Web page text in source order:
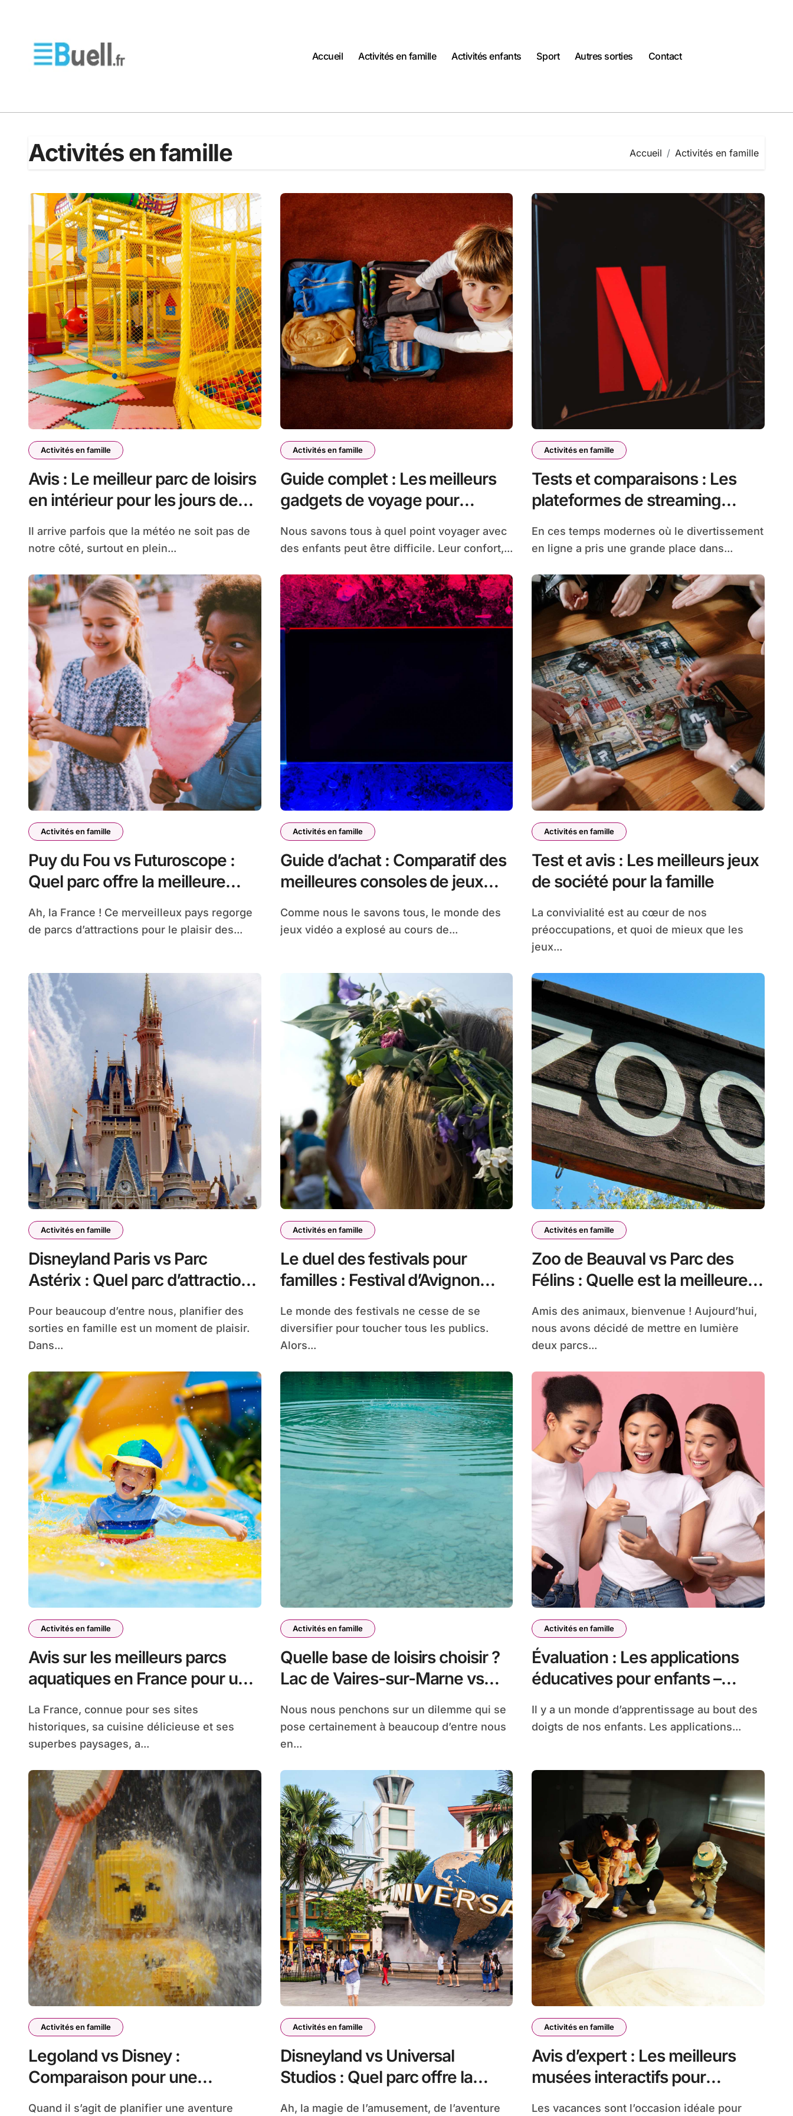
Accueil Activités en famille Activités enfants Sport Autres sorties Contact
Activités en famille Accueil Activités en famille
Activités en famille
Avis : Le meilleur parc de loisirs
en intérieur pour les jours de
pluie
Il arrive parfois que la météo ne soit pas de
notre côté, surtout en plein...
Activités en famille
Guide complet : Les meilleurs
gadgets de voyage pour
Nous savons tous à quel point voyager avec
des enfants peut être difficile. Leur confort,...
Activités en famille
Tests et comparaisons : Les
plateformes de streaming
familial – Netflix Kids vs
Disney+
En ces temps modernes où le divertissement
en ligne a pris une grande place dans...
Activités en famille
Puy du Fou vs Futuroscope :
Quel parc offre la meilleure
expérience historique pour les
familles ?
Ah, la France ! Ce merveilleux pays regorge
de parcs d’attractions pour le plaisir des...
Activités en famille
Guide d’achat : Comparatif des
meilleures consoles de jeux
pour jouer en famille
Comme nous le savons tous, le monde des
jeux vidéo a explosé au cours de...
Activités en famille
Test et avis : Les meilleurs jeux
de société pour la famille
La convivialité est au cœur de nos
préoccupations, et quoi de mieux que les
jeux...
Activités en famille
Disneyland Paris vs Parc
Astérix : Quel parc d’attractions
choisir pour une journée en
famille ?
Pour beaucoup d’entre nous, planifier des
sorties en famille est un moment de plaisir.
Dans...
Activités en famille
Le duel des festivals pour
familles : Festival d’Avignon
Kids vs Rock en Seine Kids
Le monde des festivals ne cesse de se
diversifier pour toucher tous les publics.
Alors...
Activités en famille
Zoo de Beauval vs Parc des
Félins : Quelle est la meilleure
sortie éducative pour les
enfants ?
Amis des animaux, bienvenue ! Aujourd’hui,
nous avons décidé de mettre en lumière
deux parcs...
Activités en famille
Avis sur les meilleurs parcs
aquatiques en France pour un
La France, connue pour ses sites
historiques, sa cuisine délicieuse et ses
superbes paysages, a...
Activités en famille
Quelle base de loisirs choisir ?
Lac de Vaires-sur-Marne vs
Base de loisirs de Cergy-
Pontoise
Nous nous penchons sur un dilemme qui se
pose certainement à beaucoup d’entre nous
en...
Activités en famille
Évaluation : Les applications
éducatives pour enfants –
ABCmouse vs ReadingIQ
Il y a un monde d’apprentissage au bout des
doigts de nos enfants. Les applications...
Activités en famille
Legoland vs Disney :
Comparaison pour une
aventure familiale
Quand il s’agit de planifier une aventure
Activités en famille
Disneyland vs Universal
Studios : Quel parc offre la
meilleure expérience pour les
Ah, la magie de l’amusement, de l’aventure
Activités en famille
Avis d’expert : Les meilleurs
musées interactifs pour
enfants en Europe
Les vacances sont l’occasion idéale pour